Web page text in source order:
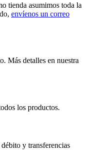
tienda asumimos toda la
envíenos un correo
Más detalles en nuestra
los productos.
y transferencias